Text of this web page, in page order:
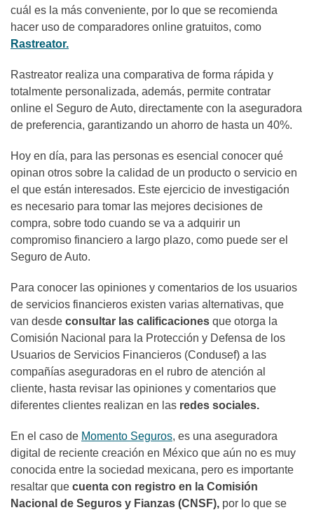
cuál es la más conveniente, por lo que se recomienda
hacer uso de comparadores online gratuitos, como
Rastreator.
Rastreator realiza una comparativa de forma rápida y
totalmente personalizada, además, permite contratar
online el Seguro de Auto, directamente con la aseguradora
de preferencia, garantizando un ahorro de hasta un 40%.
Hoy en día, para las personas es esencial conocer qué
opinan otros sobre la calidad de un producto o servicio en
el que están interesados. Este ejercicio de investigación
es necesario para tomar las mejores decisiones de
compra, sobre todo cuando se va a adquirir un
compromiso financiero a largo plazo, como puede ser el
Seguro de Auto.
Para conocer las opiniones y comentarios de los usuarios
de servicios financieros existen varias alternativas, que
van desde consultar las calificaciones que otorga la
Comisión Nacional para la Protección y Defensa de los
Usuarios de Servicios Financieros (Condusef) a las
compañías aseguradoras en el rubro de atención al
cliente, hasta revisar las opiniones y comentarios que
diferentes clientes realizan en las redes sociales.
En el caso de Momento Seguros, es una aseguradora
digital de reciente creación en México que aún no es muy
conocida entre la sociedad mexicana, pero es importante
resaltar que cuenta con registro en la Comisión
Nacional de Seguros y Fianzas (CNSF), por lo que se